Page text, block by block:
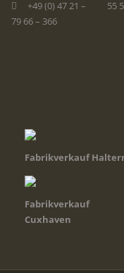
+49 (0) 47 21 –
79 66 – 366
55
Fabrikverkauf
Fabrikverkauf
Cuxhaven